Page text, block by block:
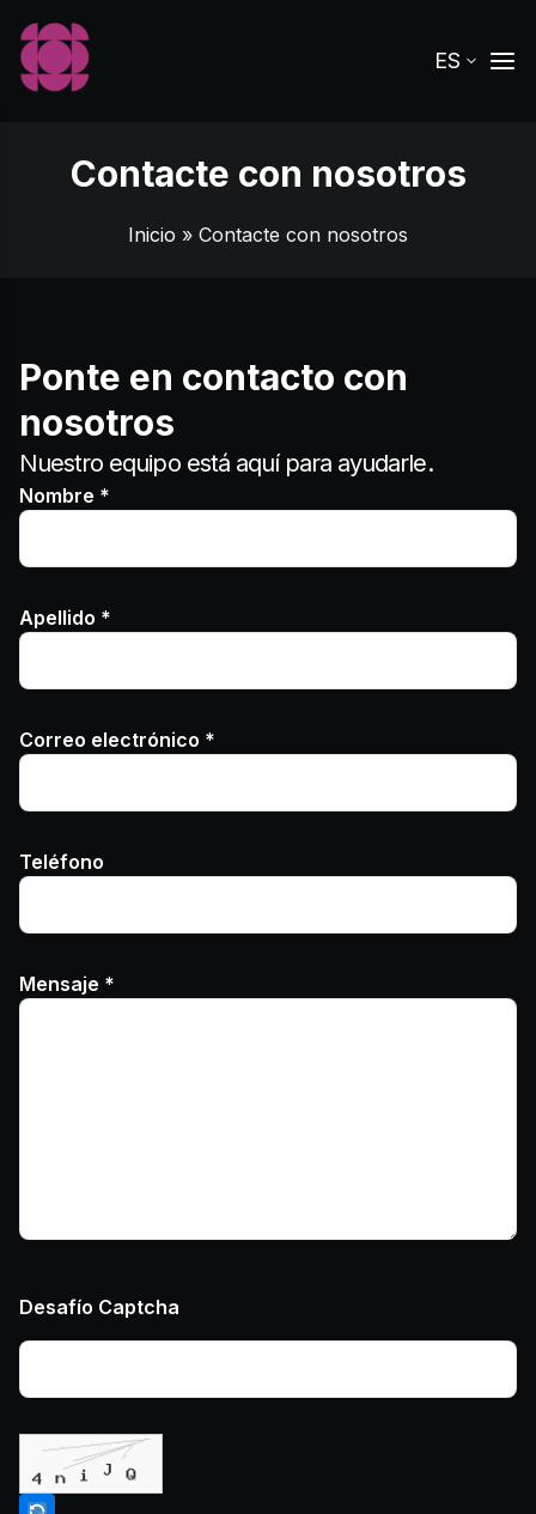
ES
Contacte con nosotros
Inicio » Contacte con nosotros
Ponte en contacto con
nosotros
Nuestro equipo está aquí para ayudarle.
Nombre *
Apellido *
Correo electrónico *
Teléfono
Mensaje *
Desafío Captcha